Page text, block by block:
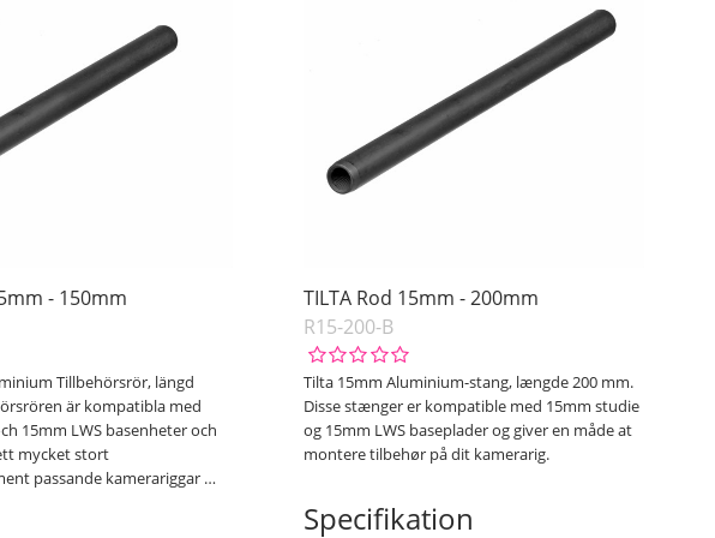
- 150mm
Tillbehörsrör, längd
är kompatibla med
15mm LWS basenheter och
mycket stort
passande kamerariggar …
TILTA Rod 15mm - 200mm
R15-200-B
Tilta 15mm Aluminium-stang, længde 200 mm.
Disse stænger er kompatible med 15mm studie
og 15mm LWS baseplader og giver en måde at
montere tilbehør på dit kamerarig.
Specifikation